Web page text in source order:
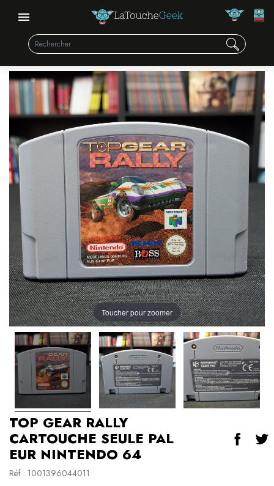
Toucher pour zoomer
TOP GEAR RALLY
CARTOUCHE SEULE PAL
EUR NINTENDO 64
Réf : 1001396044011